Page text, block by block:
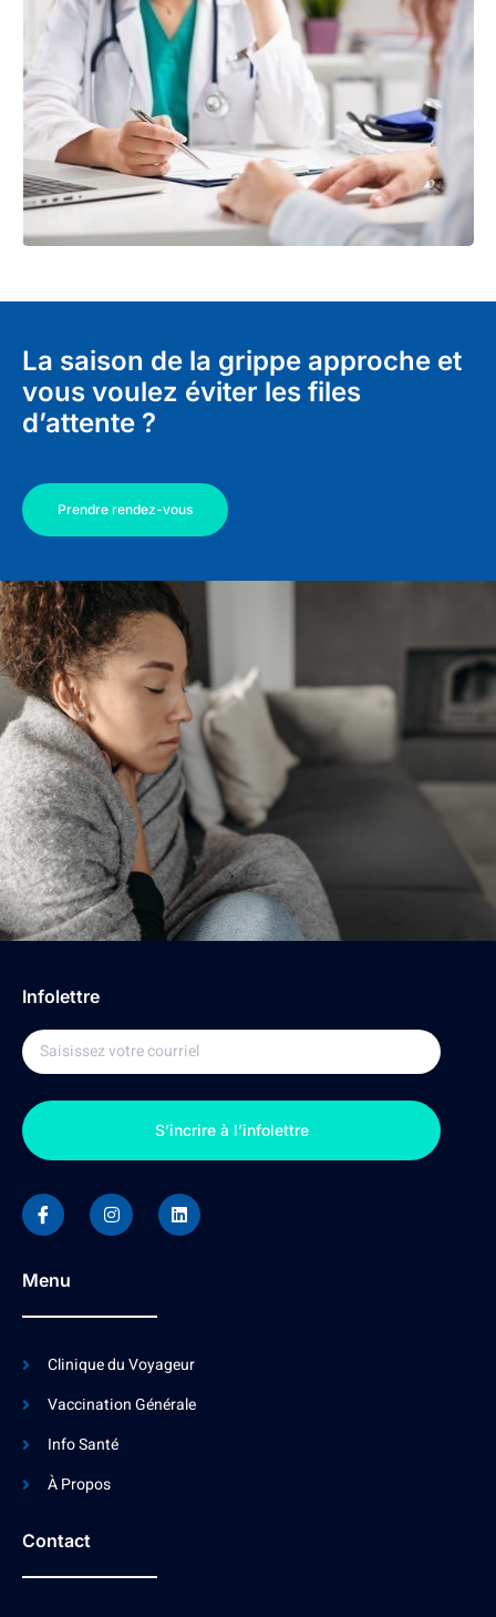
La saison de la grippe approche et
vous voulez éviter les files
d’attente ?
Prendre rendez-vous
Infolettre
S’incrire à l’infolettre
Menu
Clinique du Voyageur
Vaccination Générale
Info Santé
À Propos
Contact